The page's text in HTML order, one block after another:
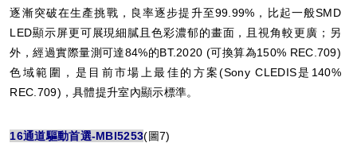
逐漸突破在生產挑戰，良率逐步提升至99.99%，比起一般SMD
LED顯示屏更可展現細膩且色彩濃郁的畫面，且視角較更廣；另
外，經過實際量測可達84%的BT.2020 (可換算為150% REC.709)
色域範圍，是目前市場上最佳的方案(Sony CLEDIS是140%
REC.709)，具體提升室內顯示標準。
16通道驅動首選-MBI5253(圖7)